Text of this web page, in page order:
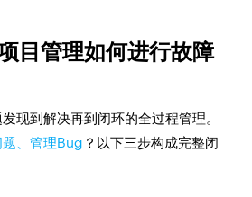
目管理如何进行故障
现到解决再到闭环的全过程管理。
、管理Bug ？以下三步构成完整闭